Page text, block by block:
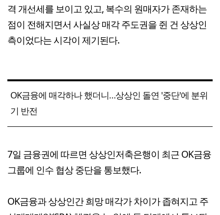
격 개선세를 보이고 있고, 복수의 원매자가 존재하는
점이 전해지면서 사실상 매각 주도권을 쥔 건 상상인
측이었다는 시각이 제기된다.
OK금융에 매각하나 했더니…상상인 돌연 '중단'에 분위
기 반전
7일 금융권에 따르면 상상인저축은행이 최근 OK금융
그룹에 인수 협상 중단을 통보했다.
OK금융과 상상인간 희망 매각가 차이가 좁혀지고 주